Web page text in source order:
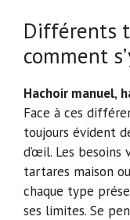
Différents
comment
Hachoir manuel,
Face à ces
toujours évident
d’œil. Les besoins
tartares maison
chaque type
ses limites. Se